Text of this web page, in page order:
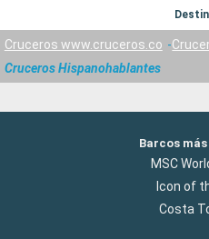
Cruceros www.cruceros.co
Cruceros Hispanohablantes
Barcos
MSC
Icon of
Costa